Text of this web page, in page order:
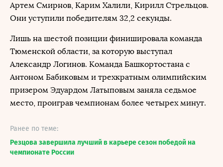
Артем Смирнов, Карим Халили, Кирилл Стрельцов.
Они уступили победителям 32,2 секунды.
Лишь на шестой позиции финишировала команда
Тюменской области, за которую выступал
Александр Логинов. Команда Башкортостана с
Антоном Бабиковым и трехкратным олимпийским
призером Эдуардом Латыповым заняла седьмое
место, проиграв чемпионам более четырех минут.
Ранее по теме:
Резцова завершила лучший в карьере сезон победой на
чемпионате России